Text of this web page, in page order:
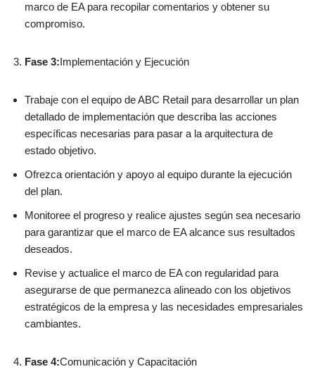
marco de EA para recopilar comentarios y obtener su
compromiso.
Fase 3:Implementación y Ejecución
Trabaje con el equipo de ABC Retail para desarrollar un plan
detallado de implementación que describa las acciones
específicas necesarias para pasar a la arquitectura de
estado objetivo.
Ofrezca orientación y apoyo al equipo durante la ejecución
del plan.
Monitoree el progreso y realice ajustes según sea necesario
para garantizar que el marco de EA alcance sus resultados
deseados.
Revise y actualice el marco de EA con regularidad para
asegurarse de que permanezca alineado con los objetivos
estratégicos de la empresa y las necesidades empresariales
cambiantes.
Fase 4:Comunicación y Capacitación